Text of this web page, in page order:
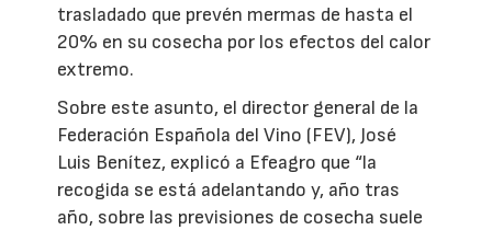
trasladado que prevén mermas de hasta el
20% en su cosecha por los efectos del calor
extremo.
Sobre este asunto, el director general de la
Federación Española del Vino (FEV), José
Luis Benítez, explicó a Efeagro que “la
recogida se está adelantando y, año tras
año, sobre las previsiones de cosecha suele